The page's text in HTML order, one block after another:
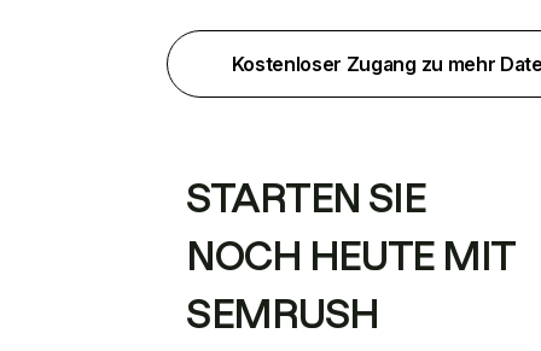
Kostenloser Zugang zu mehr
STARTEN SIE
NOCH HEUTE MIT
SEMRUSH